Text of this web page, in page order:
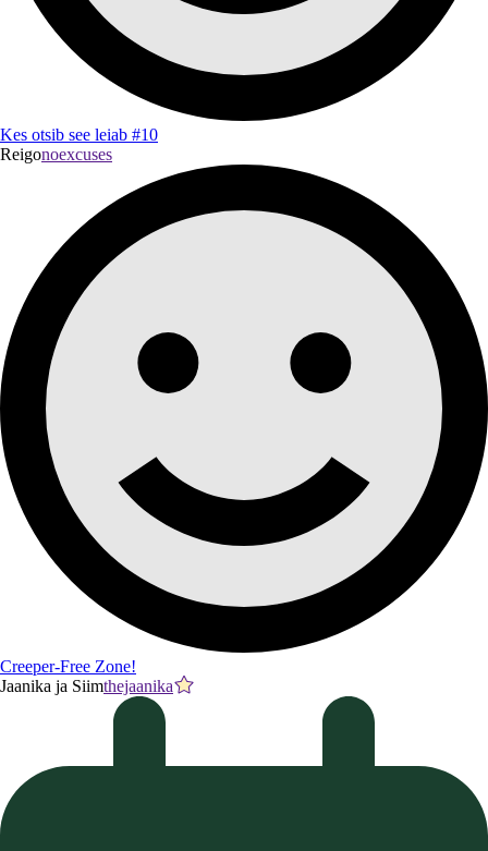
Kes otsib see leiab #10
Reigonoexcuses
Creeper-Free Zone!
Jaanika ja Siimthejaanika